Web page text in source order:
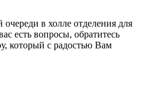
в холле отделения для
есть вопросы, обратитесь
который с радостью Вам